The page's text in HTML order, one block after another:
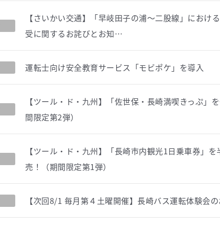
【さいかい交通】「早岐田子の浦～二股線」におけ
受に関するお詫びとお知…
運転士向け安全教育サービス「モビポケ」を導入
【ツール・ド・九州】「佐世保・長崎満喫きっぷ」
間限定第2弾）
【ツール・ド・九州】「長崎市内観光1日乗車券」を
売！（期間限定第1弾）
【次回8/1 毎月第４土曜開催】長崎バス運転体験会